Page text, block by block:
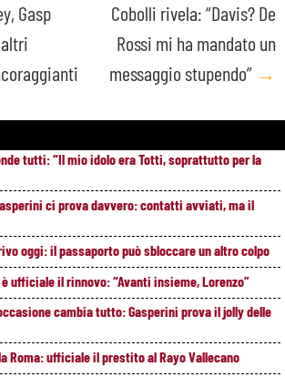
Gasp
Cobolli rivela: “Davis? De
Rossi mi ha mandato un
messaggio stupendo” →
tutti: “Il mio idolo era Totti, soprattutto per la
ci prova davvero: contatti avviati, ma il
oggi: il passaporto può sbloccare un altro colpo
ufficiale il rinnovo: “Avanti insieme, Lorenzo”
cambia tutto: Gasperini prova il jolly delle
Roma: ufficiale il prestito al Rayo Vallecano